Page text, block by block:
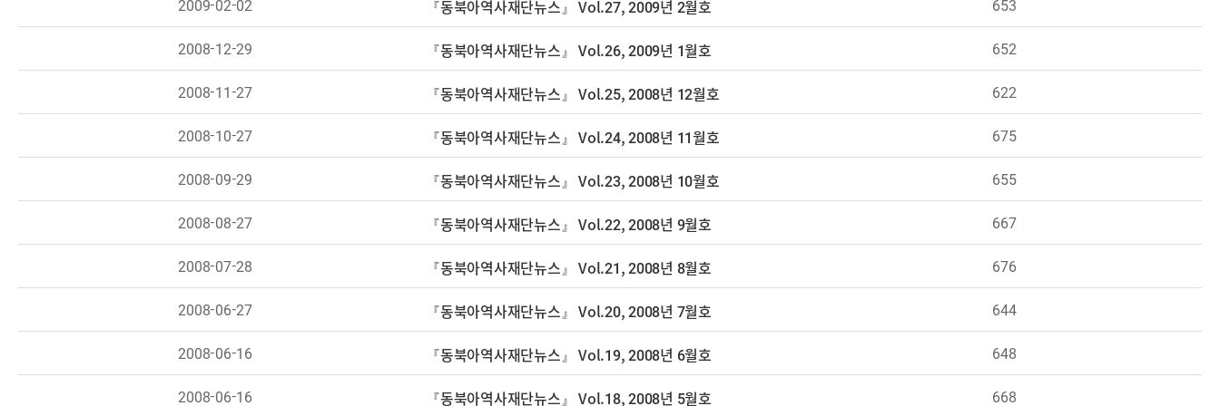
2009-02-02 『동북아역사재단뉴스』 Vol.27, 2009년 2월호
653
2008-12-29
『동북아역사재단뉴스』 Vol.26, 2009년 1월호
652
2008-11-27
『동북아역사재단뉴스』 Vol.25, 2008년 12월호
622
2008-10-27
『동북아역사재단뉴스』 Vol.24, 2008년 11월호
675
2008-09-29
『동북아역사재단뉴스』 Vol.23, 2008년 10월호
655
2008-08-27
『동북아역사재단뉴스』 Vol.22, 2008년 9월호
667
2008-07-28
『동북아역사재단뉴스』 Vol.21, 2008년 8월호
676
2008-06-27
『동북아역사재단뉴스』 Vol.20, 2008년 7월호
644
2008-06-16
『동북아역사재단뉴스』 Vol.19, 2008년 6월호
648
2008-06-16
『동북아역사재단뉴스』 Vol.18, 2008년 5월호 668